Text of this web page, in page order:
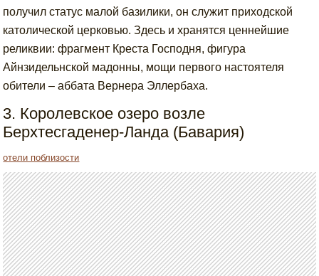
получил статус малой базилики, он служит приходской
католической церковью. Здесь и хранятся ценнейшие
реликвии: фрагмент Креста Господня, фигура
Айнзидельнской мадонны, мощи первого настоятеля
обители – аббата Вернера Эллербаха.
3. Королевское озеро возле
Берхтесгаденер-Ланда (Бавария)
отели поблизости